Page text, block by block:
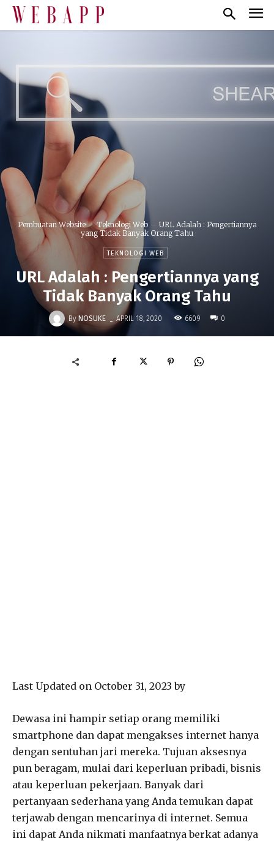
Pembuatan Website Teknologi Web
URL Adalah : Pengertiannya
yang Tidak Banyak Orang Tahu
TEKNOLOGI WEB
URL Adalah : Pengertiannya yang
Tidak Banyak Orang Tahu
By NOSUKE - APRIL 18, 2020 6609 0
Last Updated on October 31, 2023 by
Dewasa ini hampir setiap orang memiliki
smartphone dan dapat mengakses internet hanya
dengan sentuhan jari mereka. Tujuan aksesnya
pun beragam, mulai dari keperluan pribadi, bisnis
atau keperluan pekerjaan. Banyak dari
pertanyaan sederhana yang Anda temukan dapat
terjawab dengan mencarinya di internet. Semua
ini dapat Anda nikmati manfaatnya berkat adanya